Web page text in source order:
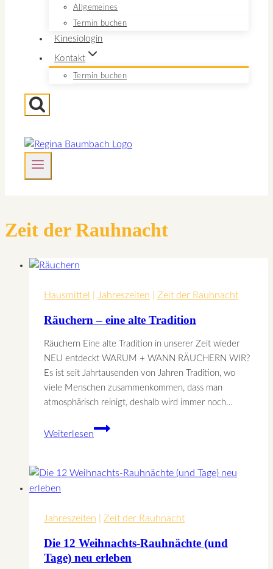
Allgemeines
Termin buchen
Kinesiologin
Kontakt
Termin buchen
Zeit der Rauhnacht
Hausmittel Jahreszeiten Zeit der Rauhnacht
Räuchern – eine alte Tradition
Räuchern Eine alte Tradition in unserer Zeit wieder
NEU entdeckt WARUM + WANN RÄUCHERN WIR?
Es ist seit Jahrtausenden von Jahren Tradition, wo
viele Menschen zusammenkommen, dass man
atmosphärisch reinigt, deshalb wird immer noch…
Weiterlesen
Räuchern
alte
Jahreszeiten Zeit der Rauhnacht
Die 12 Weihnachts-Rauhnächte (und
Tage) neu erleben